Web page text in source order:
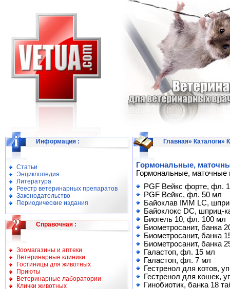
Информация :
Статьи
Энциклопедия
Литература
Реестр ветеринарных препаратов
Законодательство
Периодические издания
Справочная :
Зоомагазины и аптеки
Ветеринарные клиники
Гостиницы для животных
Приюты
Ветеринарные лаборатории
Клички животных
Главная» Каталоги»
Гормональные,
Гормональные, маточные
PGF Вейкс форте, фл.
PGF Вейкс, фл. 50 мл
Байоклав IMM LC,
Байоклокс DC, шприц-
Биогель 10, фл. 100 мл
Биометросанит, банка
Биометросанит, банка
Биометросанит, банка
Галастоп, фл. 15 мл
Галастоп, фл. 7 мл
Гестренол для котов,
Гестренол для кошек,
Гинобиотик, банка 18